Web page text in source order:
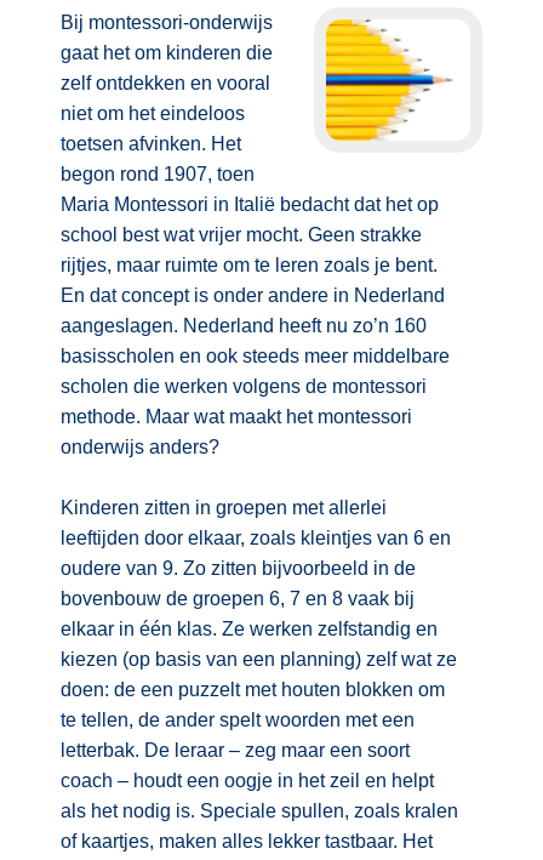
Digitaal onderwijs
Cito toets
Eindexamens
iPad scholen
NIEUWSARCHIEF
Augustus 2026
Juli 2026
Juni 2026
Mei 2026
Lespakket ‘Circulaire Economie - van
verpakking tot nieuwe grondstof’
Gastles Zeebenen in de klas
Cursus Leer het heelal begrijpen
practicumvoorbereiding: gratis online
hulpmiddelen voor science-docenten en
DGM in de klas
Frans (31)
Techniek(28)
Engels (24)
Duits(21)
Lichamelijke opvoeding(19)
Economie(17)
VACATURES PER PLAATS
Amsterdam(66)
Rotterdam(64)
Utrecht
Den Haag(40)
(35)
Zoetermeer(18)
Eindhoven(17)
Alkmaar (16)
Haarlem(16)
PUZZELS
Kruiswoordpuzzels
Raadsels
Rebussen
Biologie
Burgerschap
Duits
Economie
Engels
Filosofie
Frans
Fries (Frysk)
Geschiedenis
Klassieke Talen
Letterkunde
Levensbeschouwing
Maatschappijleer
Muziek
Natuurkunde
Nederlands
Leren met klassieke muziek
Lasermachine voor het onderwijs
Lasergraaf
Onderwijs opleidingen
Gratis lesmateriaal Dove self-esteem
Ontdek Memo voor de onderbouw zelf!
Maak uw leerlingen mediawijs!
Rekentuin: altijd en overal rekenen oefenen
op je eigen niveau
Taalzee: adaptief oefenen en toetsen
Theater als middel voor het aanleren van
Lesmateriaal gebaseerd op
(hersen)onderzoek
Meesterbaan onderwijsvacatures
LEERMETHODEN
Biologie
Examentraining
Geschiedenis
Bij montessori-onderwijs
gaat het om kinderen die
zelf ontdekken en vooral
niet om het eindeloos
toetsen afvinken. Het
begon rond 1907, toen
Maria Montessori in Italië bedacht dat het op
school best wat vrijer mocht. Geen strakke
rijtjes, maar ruimte om te leren zoals je bent.
En dat concept is onder andere in Nederland
aangeslagen. Nederland heeft nu zo’n 160
basisscholen en ook steeds meer middelbare
scholen die werken volgens de montessori
methode. Maar wat maakt het montessori
onderwijs anders?
Kinderen zitten in groepen met allerlei
leeftijden door elkaar, zoals kleintjes van 6 en
oudere van 9. Zo zitten bijvoorbeeld in de
bovenbouw de groepen 6, 7 en 8 vaak bij
elkaar in één klas. Ze werken zelfstandig en
kiezen (op basis van een planning) zelf wat ze
doen: de een puzzelt met houten blokken om
te tellen, de ander spelt woorden met een
letterbak. De leraar – zeg maar een soort
coach – houdt een oogje in het zeil en helpt
als het nodig is. Speciale spullen, zoals kralen
of kaartjes, maken alles lekker tastbaar. Het